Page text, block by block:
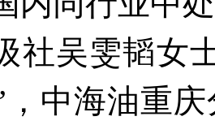
社吴雯韬女
中海油重